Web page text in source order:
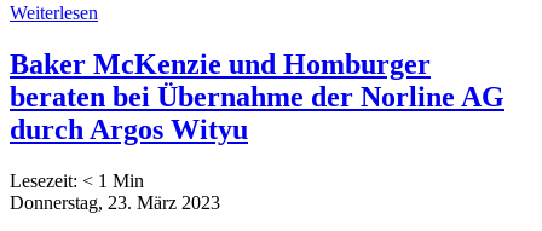
Weiterlesen
Baker McKenzie und Homburger
beraten bei Übernahme der Norline AG
durch Argos Wityu
Lesezeit: < 1 Min
Donnerstag, 23. März 2023